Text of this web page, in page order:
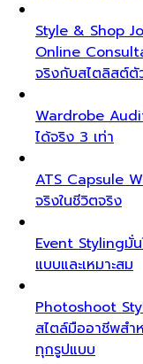
Style & Shop
Online
จริงกับสไตลิสต์
Wardrobe
ได้จริง 3 เท่า
ATS Capsule
จริงในชีวิตจริง
Event Stylingมั่
แบบและเหมาะสม
Photoshoot
สไตล์มืออาชีพสำ
ทุกรูปแบบ